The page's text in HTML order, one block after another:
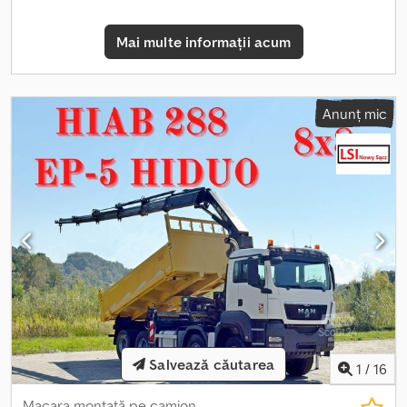
POLONEZĂ, GERMANĂ, ITALIANĂ, ????? LASZLO - MAGHIARĂ
COSTEL - ROMÂNĂ (Română facem toate formalitățile pentru
export inclusiv număr) RADEK - ????? Ref. nr: 1221
Mai multe informații acum
Anunț mic
1 / 16
Salvează căutarea